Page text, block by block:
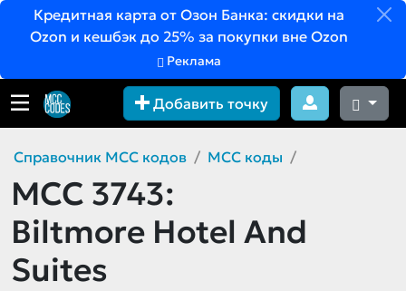
Кредитная карта от Озон Банка: скидки на
Ozon и кешбэк до 25% за покупки вне Ozon
Реклама
Добавить точку
Справочник MCC кодов MCC коды
MCC 3743:
Biltmore Hotel And
Suites